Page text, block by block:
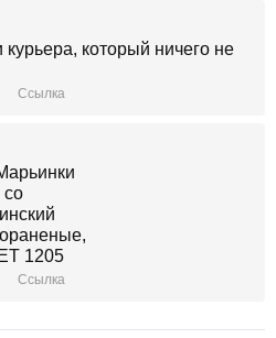
который ничего не
Ссылка
Ссылка